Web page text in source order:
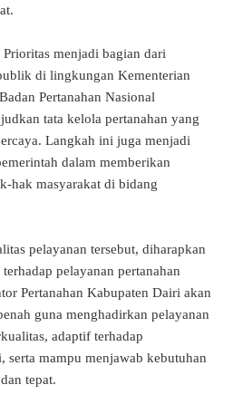
menjadi bagian dari
di lingkungan Kementerian
Pertanahan Nasional
tata kelola pertanahan yang
Langkah ini juga menjadi
dalam memberikan
hak masyarakat di bidang
pelayanan tersebut, diharapkan
pelayanan pertanahan
Pertanahan Kabupaten Dairi akan
guna menghadirkan pelayanan
adaptif terhadap
serta mampu menjawab kebutuhan
tepat.